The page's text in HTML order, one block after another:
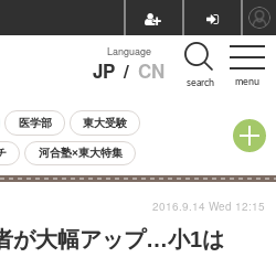
menu
Language
JP / CN search
医学部 東大受験
河合塾×東大特集
中学受験 小学校受験
校 過去問 人気記事
が大幅アップ…小1は
2016.9.14 Wed 12:15